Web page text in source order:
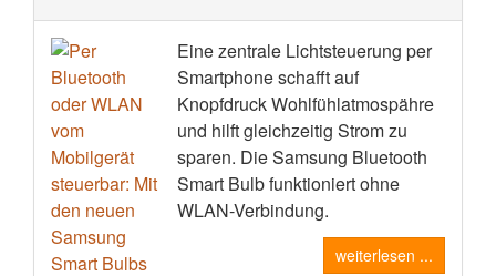
Eine zentrale Lichtsteuerung per
Smartphone schafft auf
Knopfdruck Wohlfühlatmospähre
und hilft gleichzeitig Strom zu
sparen. Die Samsung Bluetooth
Smart Bulb funktioniert ohne
WLAN-Verbindung.
weiterlesen ...